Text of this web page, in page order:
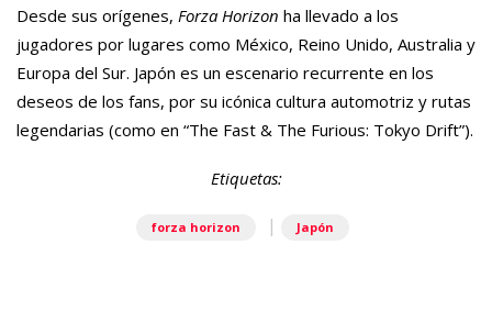
Desde sus orígenes, Forza Horizon ha llevado a los
jugadores por lugares como México, Reino Unido, Australia y
Europa del Sur. Japón es un escenario recurrente en los
deseos de los fans, por su icónica cultura automotriz y rutas
legendarias (como en “The Fast & The Furious: Tokyo Drift”).
Etiquetas:
forza horizon | Japón